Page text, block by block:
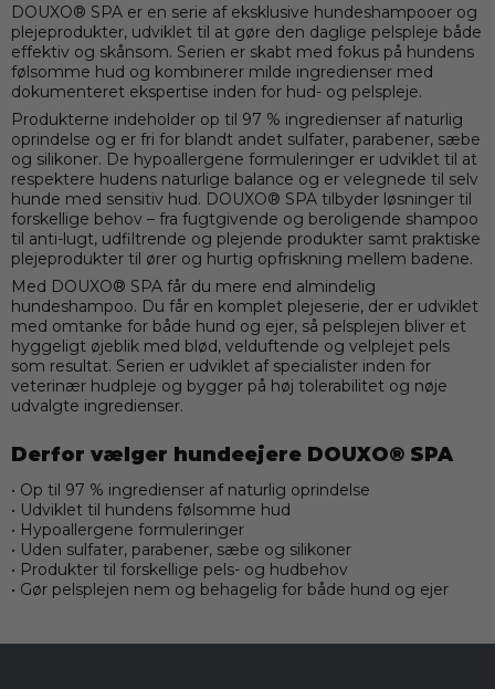
DOUXO® SPA er en serie af eksklusive hundeshampooer og
plejeprodukter, udviklet til at gøre den daglige pelspleje både
effektiv og skånsom. Serien er skabt med fokus på hundens
følsomme hud og kombinerer milde ingredienser med
dokumenteret ekspertise inden for hud- og pelspleje.
Produkterne indeholder op til 97 % ingredienser af naturlig
oprindelse og er fri for blandt andet sulfater, parabener, sæbe
og silikoner. De hypoallergene formuleringer er udviklet til at
respektere hudens naturlige balance og er velegnede til selv
hunde med sensitiv hud. DOUXO® SPA tilbyder løsninger til
forskellige behov – fra fugtgivende og beroligende shampoo
til anti-lugt, udfiltrende og plejende produkter samt praktiske
plejeprodukter til ører og hurtig opfriskning mellem badene.
Med DOUXO® SPA får du mere end almindelig
hundeshampoo. Du får en komplet plejeserie, der er udviklet
med omtanke for både hund og ejer, så pelsplejen bliver et
hyggeligt øjeblik med blød, velduftende og velplejet pels
som resultat. Serien er udviklet af specialister inden for
veterinær hudpleje og bygger på høj tolerabilitet og nøje
udvalgte ingredienser.
Derfor vælger hundeejere DOUXO® SPA
• Op til 97 % ingredienser af naturlig oprindelse
• Udviklet til hundens følsomme hud
• Hypoallergene formuleringer
• Uden sulfater, parabener, sæbe og silikoner
• Produkter til forskellige pels- og hudbehov
• Gør pelsplejen nem og behagelig for både hund og ejer